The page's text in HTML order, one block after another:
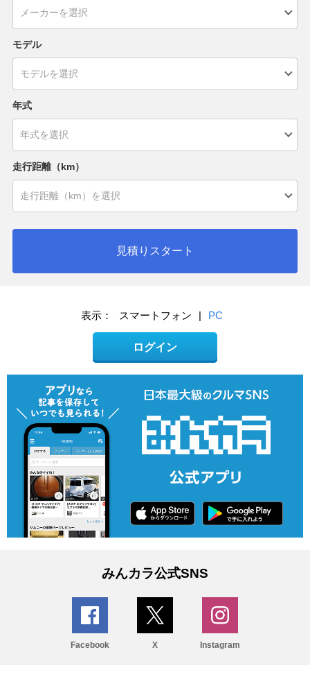
モデル
年式
走行距離（km）
見積りスタート
表示： スマートフォン | PC
ログイン
みんカラ公式SNS
Facebook X Instagram